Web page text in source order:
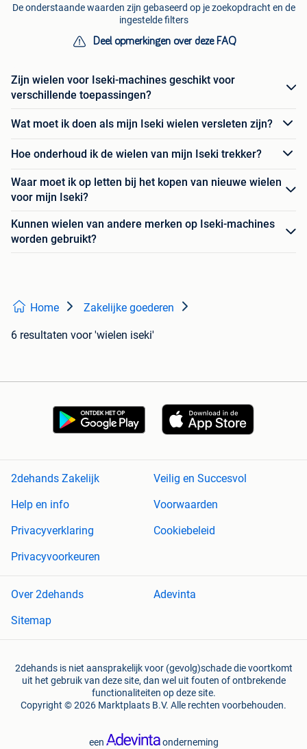
De onderstaande waarden zijn gebaseerd op je zoekopdracht en de
ingestelde filters
Deel opmerkingen over deze FAQ
Zijn wielen voor Iseki-machines geschikt voor
verschillende toepassingen?
Wat moet ik doen als mijn Iseki wielen versleten zijn?
Hoe onderhoud ik de wielen van mijn Iseki trekker?
Waar moet ik op letten bij het kopen van nieuwe wielen
voor mijn Iseki?
Kunnen wielen van andere merken op Iseki-machines
worden gebruikt?
Home Zakelijke goederen
6 resultaten voor 'wielen iseki'
2dehands Zakelijk
Veilig en Succesvol
Help en info
Voorwaarden
Privacyverklaring
Cookiebeleid
Privacyvoorkeuren
Over 2dehands
Adevinta
Sitemap
2dehands is niet aansprakelijk voor (gevolg)schade die voortkomt
uit het gebruik van deze site, dan wel uit fouten of ontbrekende
functionaliteiten op deze site.
Copyright © 2026 Marktplaats B.V. Alle rechten voorbehouden.
een onderneming